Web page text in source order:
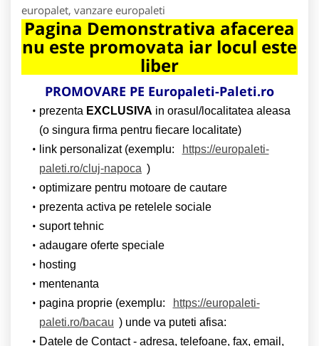
europalet, vanzare europaleti
Pagina Demonstrativa afacerea
nu este promovata iar locul este
liber
PROMOVARE PE Europaleti-Paleti.ro
prezenta EXCLUSIVA in orasul/localitatea aleasa
(o singura firma pentru fiecare localitate)
link personalizat (exemplu:
https://europaleti-
paleti.ro/cluj-napoca )
optimizare pentru motoare de cautare
prezenta activa pe retelele sociale
suport tehnic
adaugare oferte speciale
hosting
mentenanta
pagina proprie (exemplu:
https://europaleti-
paleti.ro/bacau ) unde va puteti afisa:
Datele de Contact - adresa, telefoane, fax, email,